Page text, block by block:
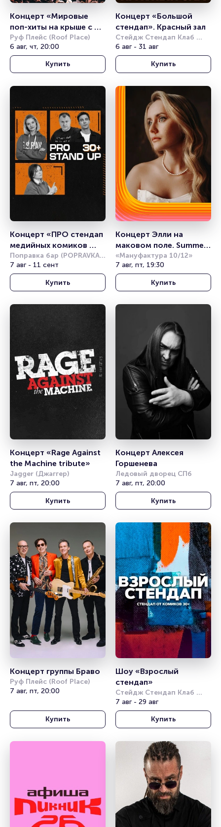
Концерт «Мировые
поп-хиты на крыше с
симфоническим
оркестром»
Руф Плейс (Roof Place)
6 авг, чт, 20:00
Купить
Концерт «Большой
стендап». Красный зал
Стейдж Стендап Клаб
(Stage StandUp Club)
6 авг - 31 авг
Купить
Концерт «ПРО стендап
медийных комиков
30+»
Поправка бар (POPRAVKA
BAR)
7 авг - 11 сент
Купить
Концерт Элли на
маковом поле. Summer
Sound
«Мануфактура 10/12»
7 авг, пт, 19:30
Купить
Концерт «Rage Against
the Machine tribute»
Jagger (Джаггер)
7 авг, пт, 20:00
Купить
Концерт Алексея
Горшенева
Ледовый дворец СПб
7 авг, пт, 20:00
Купить
Концерт группы Браво
Руф Плейс (Roof Place)
7 авг, пт, 20:00
Купить
Шоу «Взрослый
стендап»
Стейдж Стендап Клаб
(Stage StandUp Club)
7 авг - 29 авг
Купить